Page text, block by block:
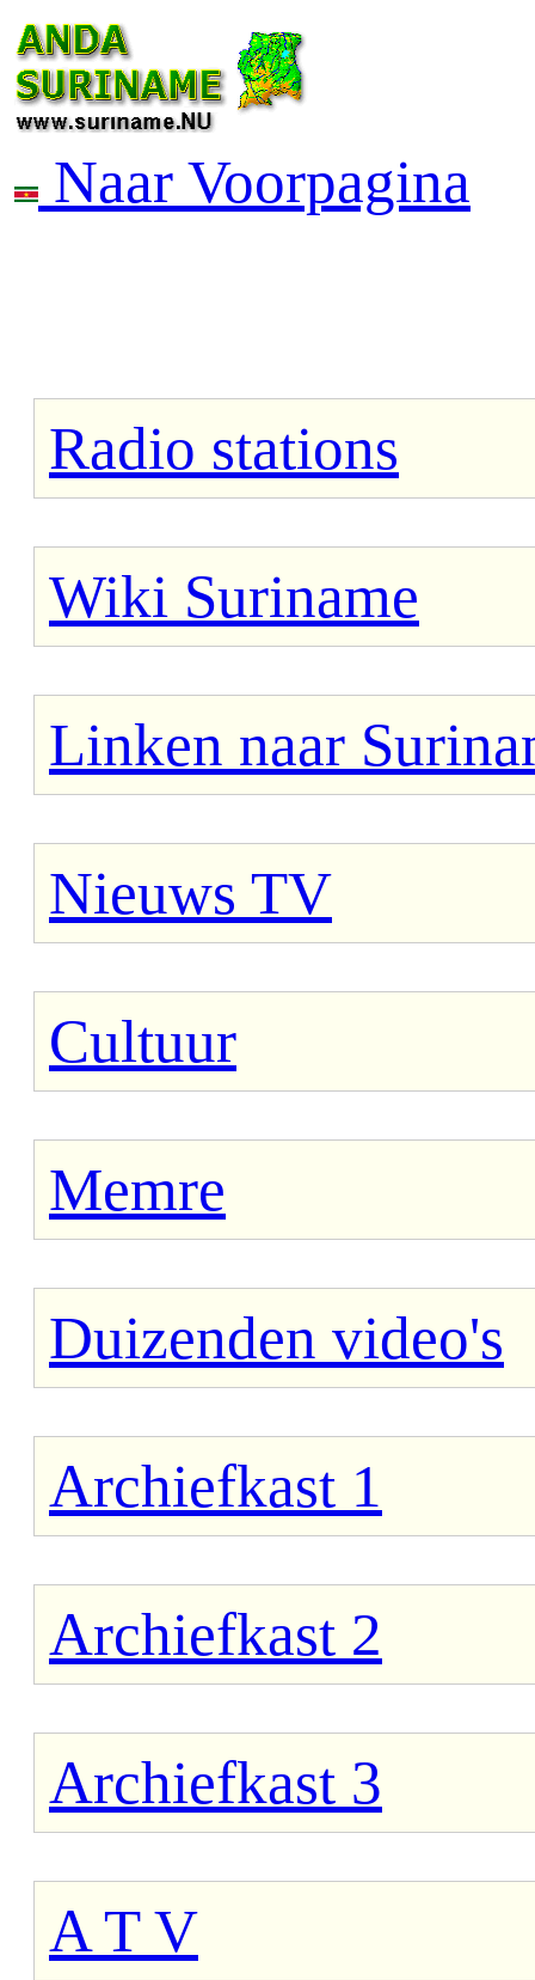
Naar Voorpagina
Radio stations
Wiki Suriname
Linken naar
Nieuws TV
Cultuur
Memre
Duizenden video's
Archiefkast 1
Archiefkast 2
Archiefkast 3
A T V